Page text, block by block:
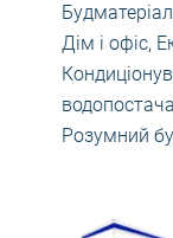
Дім і офіс,
Розумний